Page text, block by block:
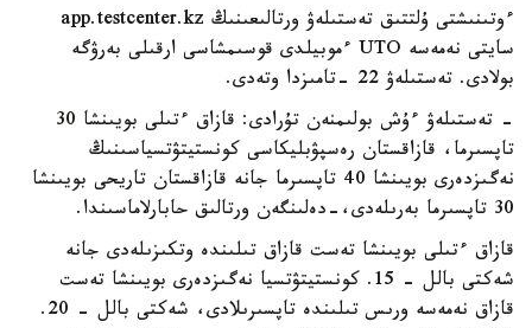
ءوتىنىشتى ۇلتتىق تەستىلەۋ ورتالىعىنىڭ app.testcenter.kz
سايتى نەمەسە UTO ءموبيلدى قوسىمشاسى ارقىلى بەرۋگە
بولادى. تەستىلەۋ 22 -تامىزدا وتەدى.
- تەستىلەۋ ءۇش بولىمنەن تۇرادى: قازاق ءتىلى بويىنشا 30
تاپسىرما، قازاقستان رەسپۋبليكاسى كونستيتۋتسياسىنىڭ
نەگىزدەرى بويىنشا 40 تاپسىرما جانە قازاقستان تاريحى بويىنشا
30 تاپسىرما بەرىلەدى،-دەلىنگەن ورتالىق حابارلاماسىندا.
قازاق ءتىلى بويىنشا تەست قازاق تىلىندە وتكىزىلەدى جانە
شەكتى بالل - 15. كونستيتۋتسيا نەگىزدەرى بويىنشا تەست
قازاق نەمەسە ورىس تىلىندە تاپسىرىلادى، شەكتى بالل - 20.